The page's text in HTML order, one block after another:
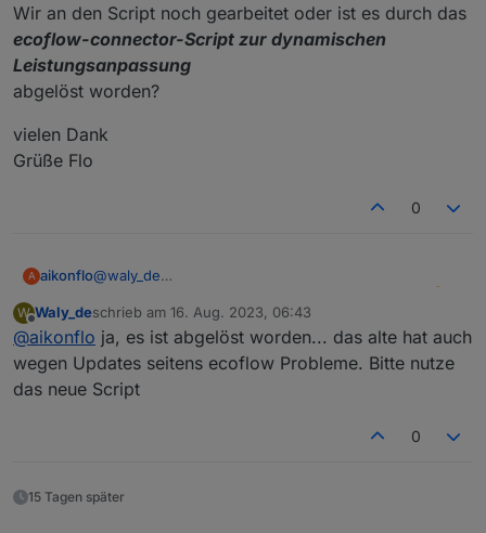
Wir an den Script noch gearbeitet oder ist es durch das
ecoflow-connector-Script zur dynamischen
Leistungsanpassung
abgelöst worden?
vielen Dank
Grüße Flo
0
A aikonflo@waly_de
Das Script läuft bei mir einwandfrei, bis auf eine
kleinigkeit.
Ich kann AC_set nicht auf 0 stellen, ich schreib es
zwar rein aber es wird nich in die App aktualisiert.
Der kleinste Wert den ich setzen kann ist 200 (also 20
btw:
Wir an den Script noch gearbeitet oder ist es durch
das
ecoflow-connector-Script zur dynamischen
Leistungsanpassung
vielen Dank
Grüße Flo
W
Offline
Waly_deschrieb am 16. Aug. 2023, 06:43
zuletzt editiert von
@aikonflo ja, es ist abgelöst worden... das alte hat auch
wegen Updates seitens ecoflow Probleme. Bitte nutze
das neue Script
0
15 Tagen später